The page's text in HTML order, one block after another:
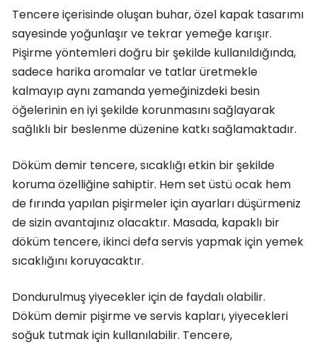
Tencere içerisinde oluşan buhar, özel kapak tasarımı
sayesinde yoğunlaşır ve tekrar yemeğe karışır.
Pişirme yöntemleri doğru bir şekilde kullanıldığında,
sadece harika aromalar ve tatlar üretmekle
kalmayıp aynı zamanda yemeğinizdeki besin
öğelerinin en iyi şekilde korunmasını sağlayarak
sağlıklı bir beslenme düzenine katkı sağlamaktadır.
Döküm demir tencere, sıcaklığı etkin bir şekilde
koruma özelliğine sahiptir. Hem set üstü ocak hem
de fırında yapılan pişirmeler için ayarları düşürmeniz
de sizin avantajınız olacaktır. Masada, kapaklı bir
döküm tencere, ikinci defa servis yapmak için yemek
sıcaklığını koruyacaktır.
Dondurulmuş yiyecekler için de faydalı olabilir.
Döküm demir pişirme ve servis kapları, yiyecekleri
soğuk tutmak için kullanılabilir. Tencere,